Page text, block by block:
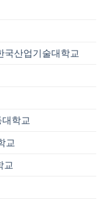
국산업기술대학교
대학교
교
교